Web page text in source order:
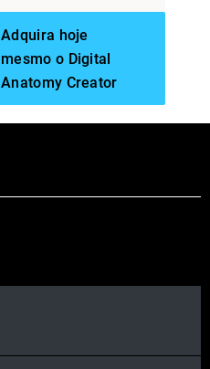
Adquira hoje
mesmo o Digital
Anatomy Creator